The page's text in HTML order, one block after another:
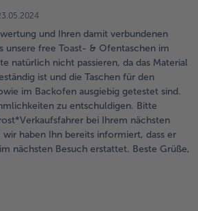
und Ihren damit verbundenen
unsere free Toast- & Ofentaschen im
natürlich nicht passieren, da das Material
ist und die Taschen für den
im Backofen ausgiebig getestet sind.
zu entschuldigen. Bitte
bei Ihrem nächsten
haben Ihn bereits informiert, dass er
nächsten Besuch erstattet. Beste Grüße,